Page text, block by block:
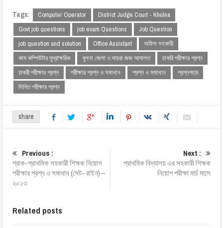
Tags: Computer Operator
District Judge Court - Khulna
Govt job questions
job exam Questions
Job Question
job question and solution
Office Assistant
অফিস সহকারী
কাম কম্পিউটার মুদ্রাক্ষরিক
খুলনা জেলা ও দায়রা জজ আদালত
চাকরি পরীক্ষার প্রশ্ন
চাকরী পরীক্ষার প্রশ্ন
পরীক্ষার প্রশ্ন ও সমাধান প্রশ্ন ও সমাধান
প্রশ্নপত্র
লিখিত পরীক্ষার প্রশ্ন
share
Previous :
প্রাক-প্রাথমিক সহকারী শিক্ষক নিয়োগ
পরীক্ষার প্রশ্ন ও সমাধান (সেট- রাইন) –
২০১৩
Next :
প্রাথমিক বিদ্যালয় এর সহকারী শিক্ষক
নিয়োগ পরীক্ষা মার্চ মাসে
Related posts